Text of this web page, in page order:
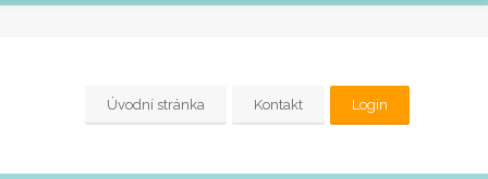
Úvodní stránka Kontakt Login